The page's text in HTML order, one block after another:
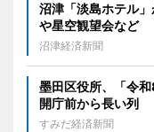
沼津「淡島ホテル
や星空観望会など
沼津経済新聞
墨田区役所、「令
開庁前から長い列
すみだ経済新聞